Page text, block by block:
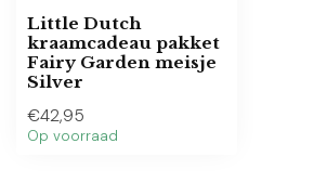
Little Dutch
kraamcadeau pakket
Fairy Garden meisje
Silver
€42,95
Op voorraad